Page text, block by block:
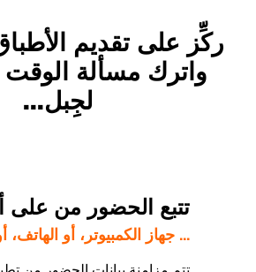
ركِّز على تقديم
واترك مسألة الوقت
لجِبل...
تتبع الحضور من على
... جهاز الكمبيوتر، أو الهاتف،